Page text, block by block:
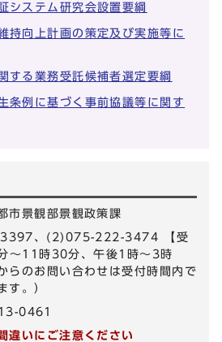
システム研究会設置要綱
持向上計画の策定及び実施等に
する業務受託候補者選定要綱
条例に基づく事前協議等に関す
市景観部景観政策課
、(2)075-222-3474 【受
～11時30分、午後1時～3時
らのお問い合わせは受付時間内で
す。）
0461
違いにご注意ください